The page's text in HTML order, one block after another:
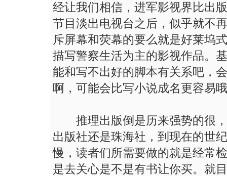
经让我们相信，进军影视界比出
节目淡出电视台之后，似乎就不
斥屏幕和荧幕的要么就是好莱坞
描写警察生活为主的影视作品。
能和写不出好的脚本有关系吧，
啊，可能会比写小说成名更容易
推理出版倒是历来强势的很，
出版社还是珠海社，到现在的世
慢，读者们所需要做的就是经常
是去关心是不是有书让你买。就